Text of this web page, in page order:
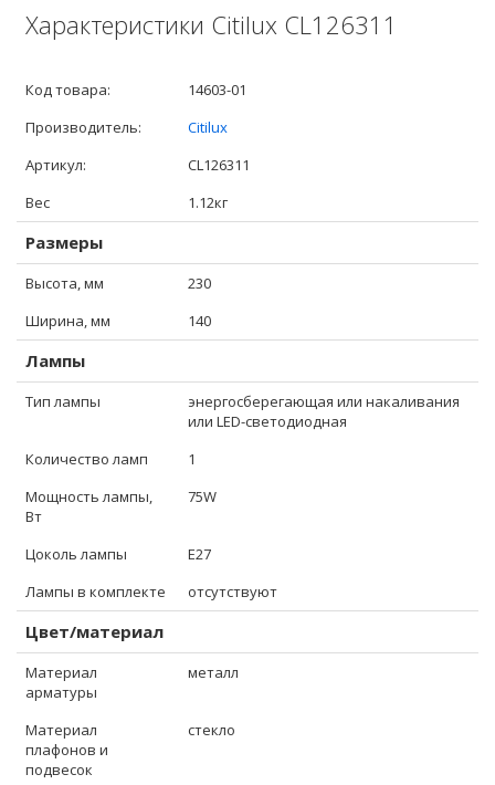
Характеристики Citilux CL126311
Код товара:
14603-01
Производитель:
Citilux
Артикул:
CL126311
Вес
1.12кг
Размеры
Высота, мм
230
Ширина, мм
140
Лампы
Тип лампы
энергосберегающая или накаливания
или LED-светодиодная
Количество ламп
1
Мощность лампы,
Вт
75W
Цоколь лампы
E27
Лампы в комплекте
отсутствуют
Цвет/материал
Материал
арматуры
металл
Материал
плафонов и
подвесок
стекло